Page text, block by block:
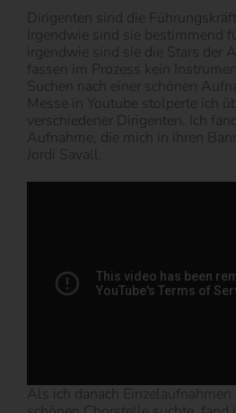
Dirigenten sind die
Irgendwie sind sie bestimmend
irgendwie sind sie die Stars der
fassen im Prozess kein
Suchen nach einer schönen
Messe in Youtube stolperte ich
verschiedener Dirigenten. Ich
Aufnahme, die mich in ihren
Jordi Savall.
Als ich danach Einzelaufnahmen